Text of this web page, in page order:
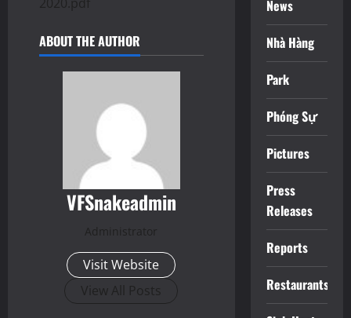
ABOUT THE AUTHOR
VFSnakeadmin
Administrator
Visit Website
View All Posts
News
Nhà Hàng
Park
Phóng Sự
Pictures
Press
Releases
Reports
Restaurants